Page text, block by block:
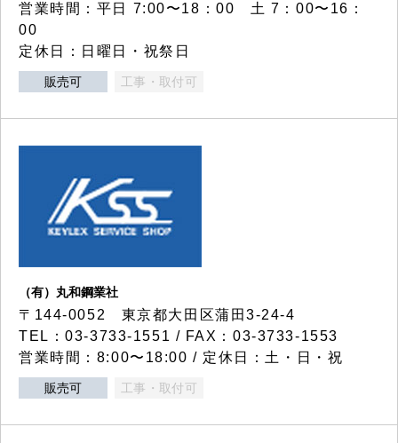
営業時間：平日 7:00〜18：00 土 7：00〜16：
00
定休日：日曜日・祝祭日
販売可 工事・取付可
（有）丸和鋼業社
〒144-0052 東京都大田区蒲田3-24-4
TEL：03-3733-1551 / FAX：03-3733-1553
営業時間：8:00〜18:00 / 定休日：土・日・祝
販売可 工事・取付可